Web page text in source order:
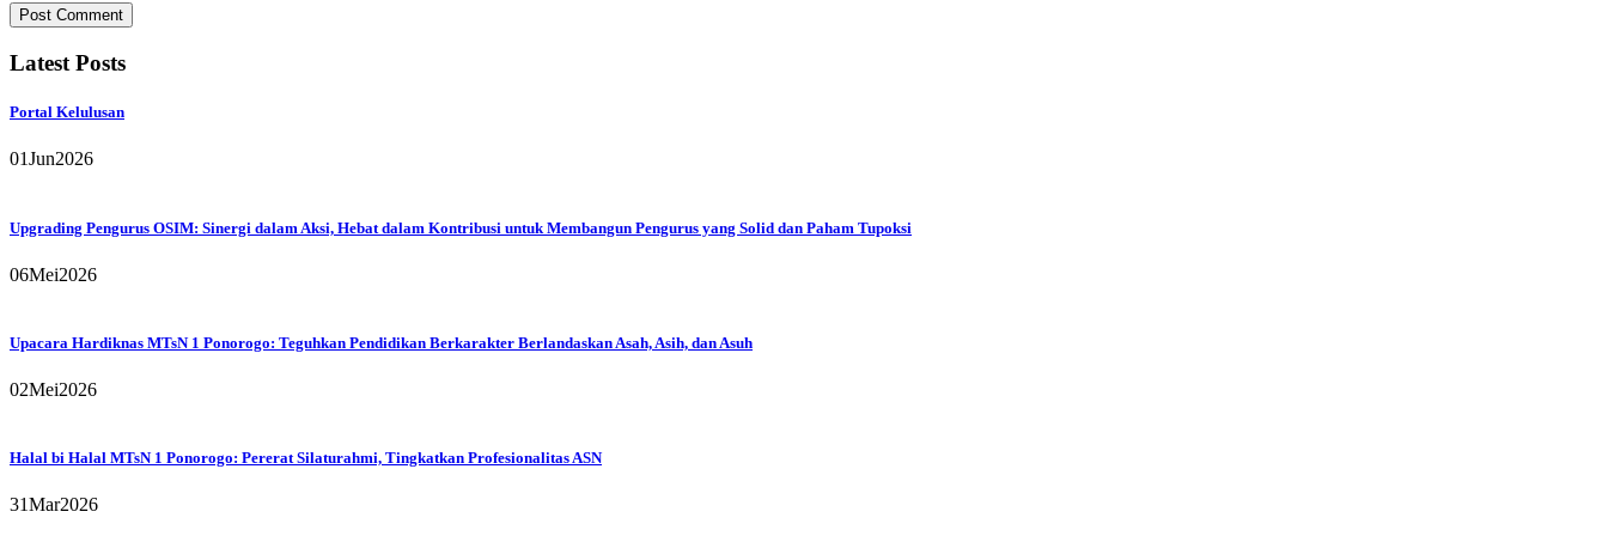
Latest Posts
Portal Kelulusan
01Jun2026
Upgrading Pengurus OSIM: Sinergi dalam Aksi, Hebat dalam Kontribusi untuk Membangun Pengurus yang Solid dan Paham Tupoksi
06Mei2026
Upacara Hardiknas MTsN 1 Ponorogo: Teguhkan Pendidikan Berkarakter Berlandaskan Asah, Asih, dan Asuh
02Mei2026
Halal bi Halal MTsN 1 Ponorogo: Pererat Silaturahmi, Tingkatkan Profesionalitas ASN
31Mar2026